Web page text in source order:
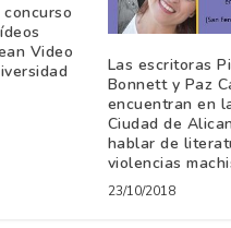
Video
Las escritoras
Bonnett y Paz
encuentran en
Ciudad de
hablar de
violencias
23/10/2018